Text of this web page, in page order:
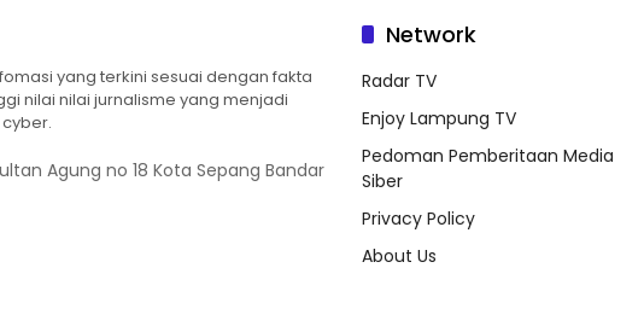
yang terkini sesuai dengan fakta
nilai nilai jurnalisme yang menjadi
Agung no 18 Kota Sepang Bandar
Network
Radar TV
Enjoy Lampung TV
Pedoman Pemberitaan Media
Siber
Privacy Policy
About Us